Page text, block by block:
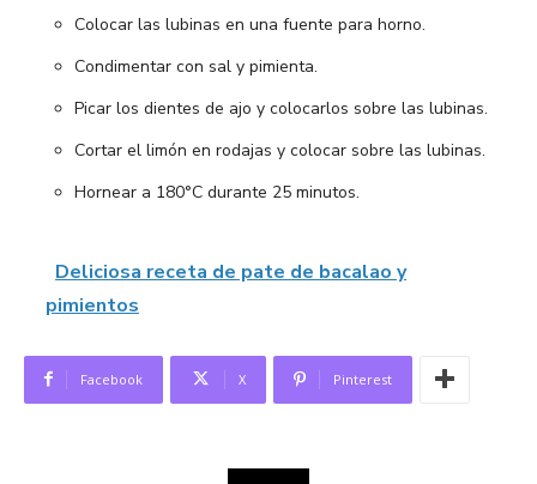
Colocar las lubinas en una fuente para horno.
Condimentar con sal y pimienta.
Picar los dientes de ajo y colocarlos sobre las lubinas.
Cortar el limón en rodajas y colocar sobre las lubinas.
Hornear a 180°C durante 25 minutos.
Deliciosa receta de pate de bacalao y
pimientos
Facebook X Pinterest